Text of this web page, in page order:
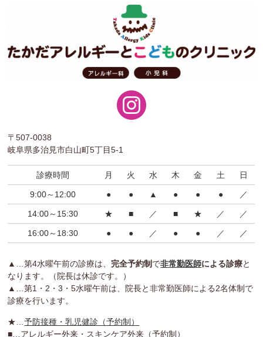
〒507-0038
岐阜県多治見市白山町5丁目5-1
診療時間 月 火 水 木 金 土 日
9:00～12:00 ● ● ▲ ● ● ● ／
14:00～15:30 ★ ■ ／ ■ ★ ／ ／
16:00～18:30 ● ● ／ ● ● ／ ／
▲…第4水曜午前の診療は、 完全予約制 で非常勤医師による診療と
なります。（院長は休診です。）
▲…第1・2・3・5水曜午前は、院長と非常勤医師による2名体制で
診療を行います。
★…予防接種・乳児健診（予約制）
■…アレルギー外来・スキンケア外来（予約制）